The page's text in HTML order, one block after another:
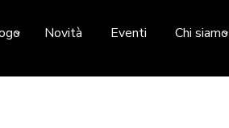
Novità Eventi Chi siamo